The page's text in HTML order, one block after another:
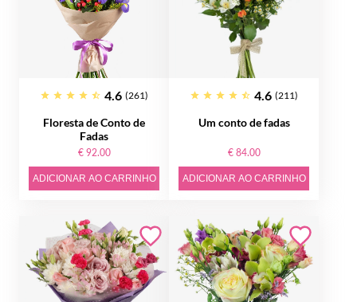
4.6 (261)
Floresta de Conto de
Fadas
€ 92.00
ADICIONAR AO CARRINHO
4.6 (211)
Um conto de fadas
€ 84.00
ADICIONAR AO CARRINHO